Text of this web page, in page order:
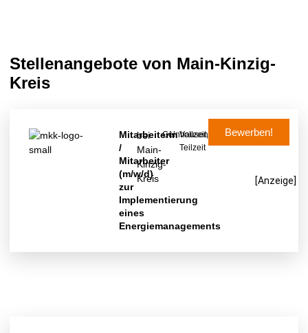
Stellenangebote von Main-Kinzig-
Kreis
Mitarbeiterin
/
Mitarbeiter
(m/w/d)
zur
Implementierung
eines
Energiemanagements
bei
Main-
Kinzig-
Kreis
Gelnhausen
Vollzeit,
Teilzeit
[Anzeige]
Bewerben!